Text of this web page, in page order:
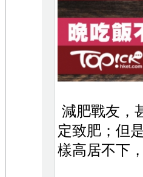
減肥戰友，
定致肥；但
樣高居不下